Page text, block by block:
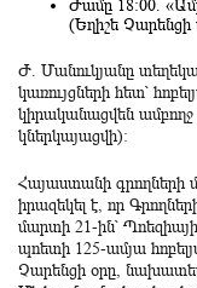
Ժամը 18:00.
(Եղիշե
Ժ. Մանուկյանը
կառույցների հետ՝
կիրականացվեն ամբողջ
կներկայացվի):
Հայաստանի գրողների
իրազեկել է, որ
մարտի 21-ին՝
պոետի 125-ամյա
Չարենցի օրը,